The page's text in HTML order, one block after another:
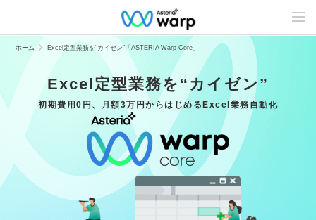
C
n
ホーム Excel定型業務を“カイゼン”「ASTERIA Warp Core」
Excel定型業務を“カイゼン”
初期費用0円、月額3万円からはじめるExcel業務自動化